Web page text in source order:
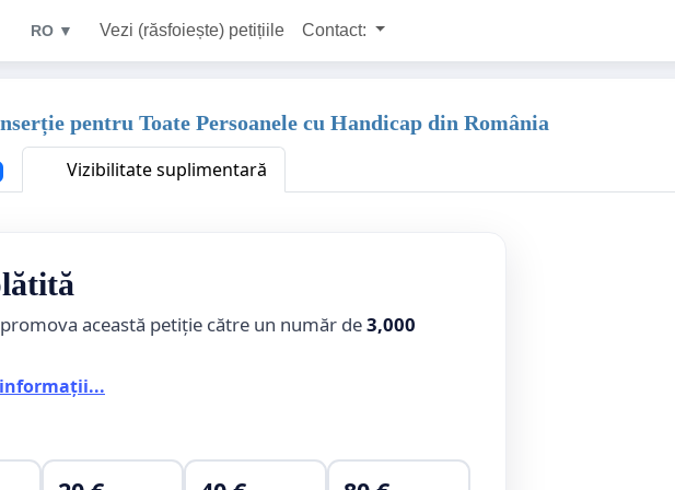
RO ▼ Vezi (răsfoiește) petițiile Contact:
pentru Toate Persoanele cu Handicap din România
Vizibilitate suplimentară
această petiție către un număr de3,000